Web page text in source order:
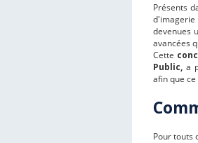
Présents
devenues
avancées
Cette
Public, a
afin que
Pour touts